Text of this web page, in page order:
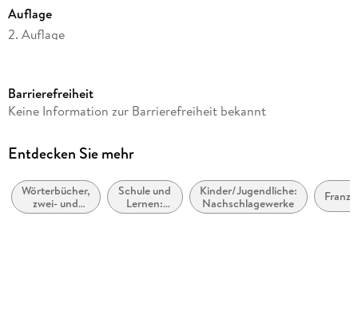
Auflage
2. Auflage
Altersempfehlung
Reihe
Verlag/Hersteller
Pons Langenscheidt GmbH
Barrierefreiheit
Keine Information zur Barrierefreiheit bekannt
Entdecken Sie mehr
Wörterbücher,
zwei- und
mehrsprachig
Schule und
Lernen:
Lehrbücher
Kinder/Jugendliche:
Nachschlagewerke